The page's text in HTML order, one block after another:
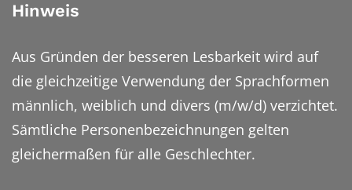
Hinweis
Aus Gründen der besseren Lesbarkeit wird auf
die gleichzeitige Verwendung der Sprachformen
männlich, weiblich und divers (m/w/d) verzichtet.
Sämtliche Personenbezeichnungen gelten
gleichermaßen für alle Geschlechter.